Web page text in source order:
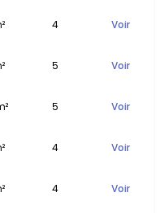
4 Voir
5 Voir
5 Voir
4 Voir
4 Voir